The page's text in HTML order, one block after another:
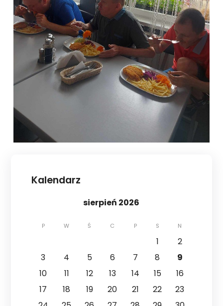
Kalendarz
sierpień 2026
P W Ś C P S N
1
2
3
4 5 6 7 8
9
10
11 12 13 14 15
16
17
18 19 20 21 22
23